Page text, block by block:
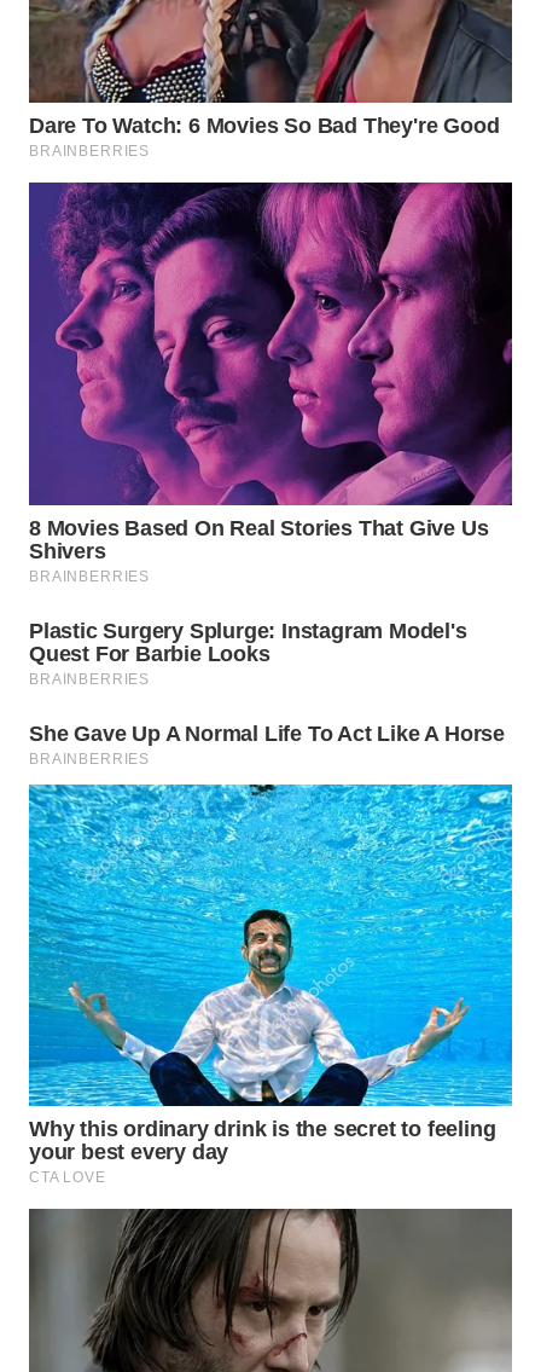
WN
INDRAMAYU
WN
KUNINGAN
WN
MAJALENGKA
WN
SUBANG
WN
SUKABUMI
PURWAKARTA
WN
PRIANGAN
WN
WN
SOLO
WN
BOROBUDUR
WN
MADURA
WN
SURABAYA
WN
NATUNA
WN
MANDALIKA